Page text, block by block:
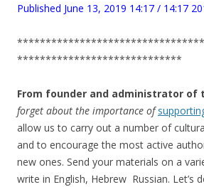
*****************************
From founder and administrator of
forget about the importance of
allow us to carry out a number of
and to encourage the most active
new ones. Send your materials on a
write in English, Hebrew Russian. Let’s